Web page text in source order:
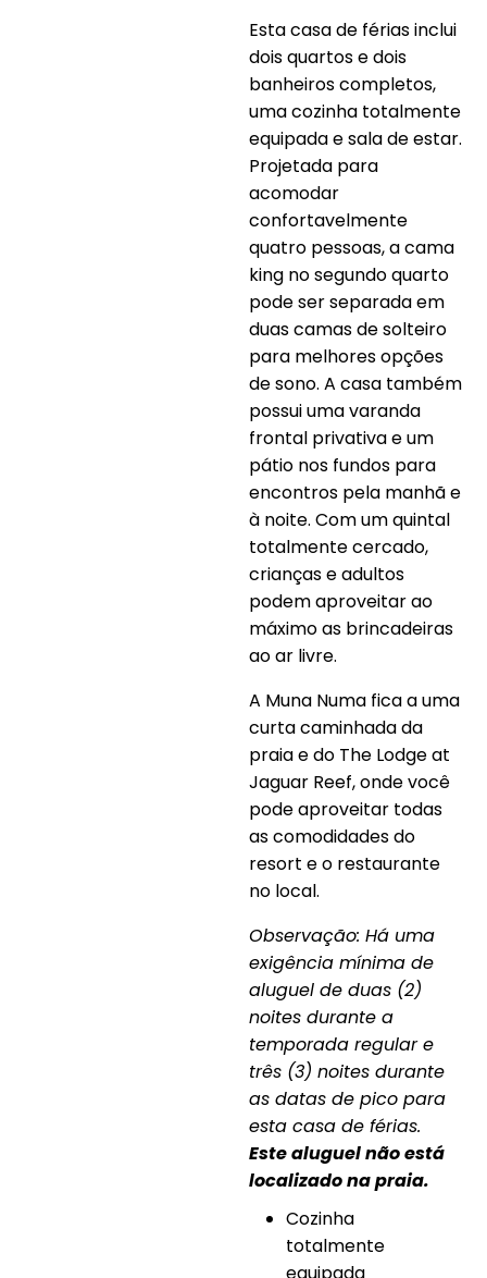
Esta casa de férias inclui
dois quartos e dois
banheiros completos,
uma cozinha totalmente
equipada e sala de estar.
Projetada para
acomodar
confortavelmente
quatro pessoas, a cama
king no segundo quarto
pode ser separada em
duas camas de solteiro
para melhores opções
de sono. A casa também
possui uma varanda
frontal privativa e um
pátio nos fundos para
encontros pela manhã e
à noite. Com um quintal
totalmente cercado,
crianças e adultos
podem aproveitar ao
máximo as brincadeiras
ao ar livre.
A Muna Numa fica a uma
curta caminhada da
praia e do The Lodge at
Jaguar Reef, onde você
pode aproveitar todas
as comodidades do
resort e o restaurante
no local.
Observação: Há uma
exigência mínima de
aluguel de duas (2)
noites durante a
temporada regular e
três (3) noites durante
as datas de pico para
esta casa de férias.
Este aluguel não está
localizado na praia.
Cozinha
totalmente